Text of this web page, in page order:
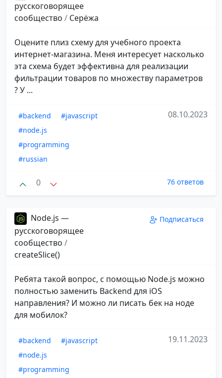
русскоговорящее
сообщество / Серёжа
Оцените плиз схему для учебного проекта
интернет-магазина. Меня интересует насколько
эта схема будет эффективна для реализации
фильтрации товаров по множеству параметров
? У ...
#backend
#javascript
#node.js
#programming
#russian
08.10.2023
0 76 ответов
Node.js —
русскоговорящее
сообщество /
createSlice()
Подписаться
Ребята такой вопрос, с помощью Node.js можно
полностью заменить Backend для iOS
направления? И можно ли писать бек на ноде
для мобилок?
#backend
#javascript
#node.js
#programming
19.11.2023